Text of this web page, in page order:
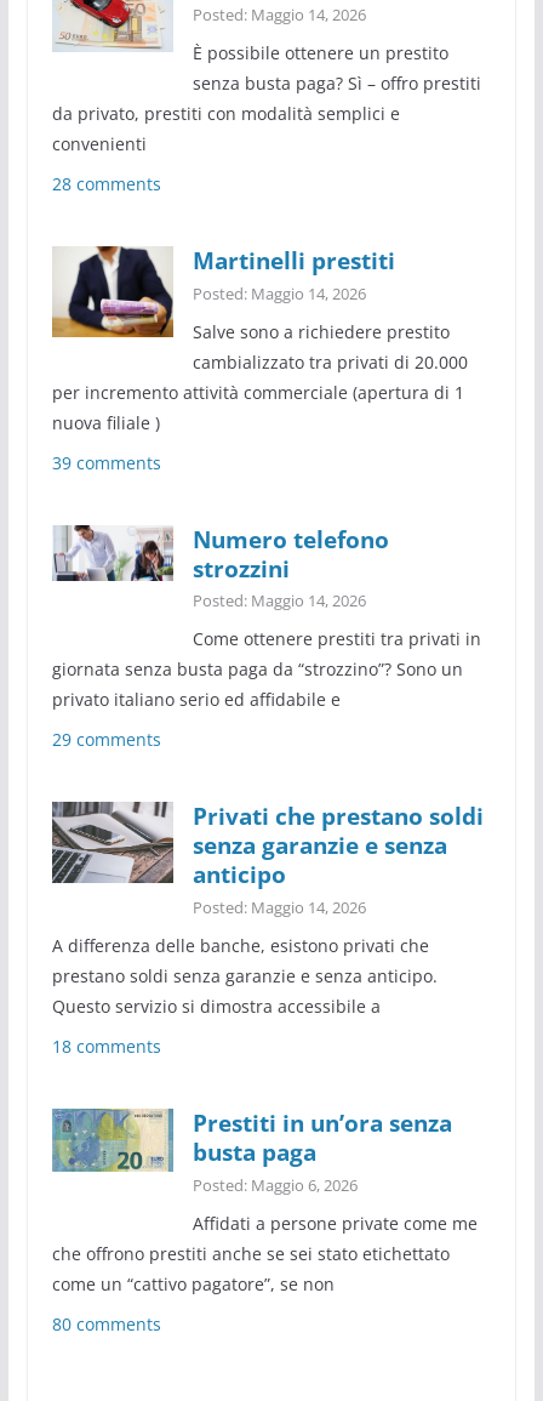
Posted: Maggio 14, 2026
È possibile ottenere un prestito
senza busta paga? Sì – offro prestiti
da privato, prestiti con modalità semplici e
convenienti
28 comments
Martinelli prestiti
Posted: Maggio 14, 2026
Salve sono a richiedere prestito
cambializzato tra privati di 20.000
per incremento attività commerciale (apertura di 1
nuova filiale )
39 comments
Numero telefono
strozzini
Posted: Maggio 14, 2026
Come ottenere prestiti tra privati in
giornata senza busta paga da “strozzino”? Sono un
privato italiano serio ed affidabile e
29 comments
Privati che prestano soldi
senza garanzie e senza
anticipo
Posted: Maggio 14, 2026
A differenza delle banche, esistono privati che
prestano soldi senza garanzie e senza anticipo.
Questo servizio si dimostra accessibile a
18 comments
Prestiti in un’ora senza
busta paga
Posted: Maggio 6, 2026
Affidati a persone private come me
che offrono prestiti anche se sei stato etichettato
come un “cattivo pagatore”, se non
80 comments